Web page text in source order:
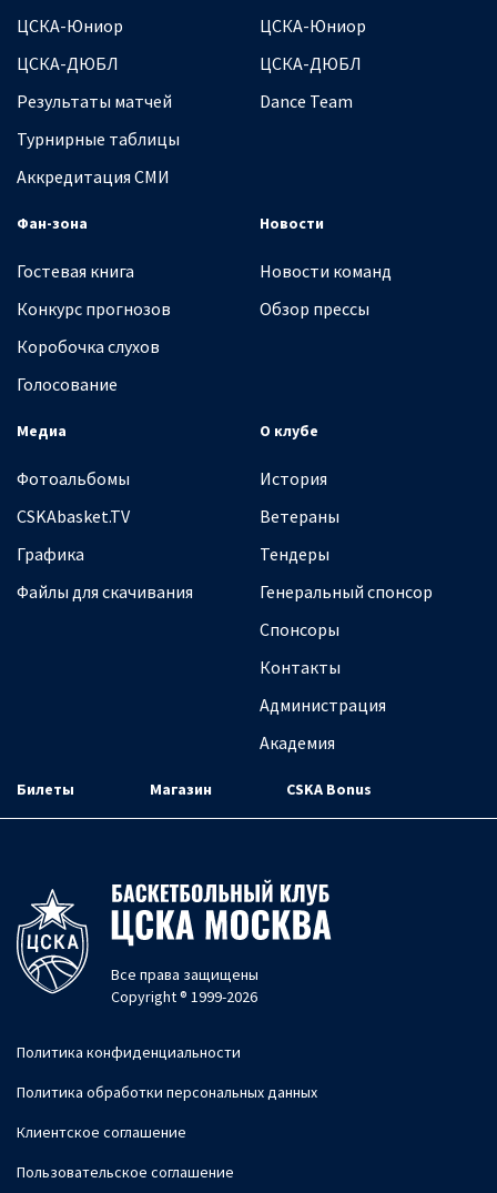
ЦСКА-Юниор
ЦСКА-ДЮБЛ
Результаты матчей
Турнирные таблицы
Аккредитация СМИ
ЦСКА-Юниор
ЦСКА-ДЮБЛ
Dance Team
Фан-зона
Гостевая книга
Конкурс прогнозов
Коробочка слухов
Голосование
Новости
Новости команд
Обзор прессы
Медиа
Фотоальбомы
CSKAbasket.TV
Графика
Файлы для скачивания
О клубе
История
Ветераны
Тендеры
Генеральный спонсор
Спонсоры
Контакты
Администрация
Академия
Билеты Магазин CSKA Bonus
Все права защищены
Copyright ® 1999-2026
Политика конфиденциальности
Политика обработки персональных данных
Клиентское соглашение
Пользовательское соглашение